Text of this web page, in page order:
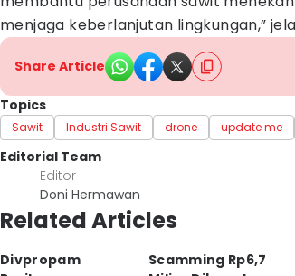
menjaga keberlanjutan lingkungan,”
Share Article
Topics
Sawit Industri Sawit drone update me
Editorial Team
Editor
Doni Hermawan
Related Articles
Divpropam
Scamming Rp6,7